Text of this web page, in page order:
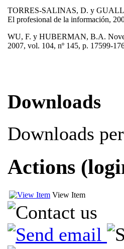
TORRES-SALINAS, D. y
El profesional de la información,
WU, F. y HUBERMAN, B.A.
2007, vol. 104, nº 145, p. 17599-
Downloads
Downloads
Actions
View Item